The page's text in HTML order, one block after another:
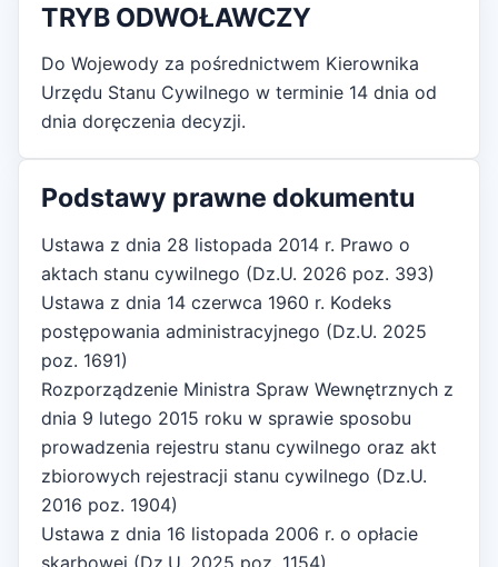
TRYB ODWOŁAWCZY
Do Wojewody za pośrednictwem Kierownika
Urzędu Stanu Cywilnego w terminie 14 dnia od
dnia doręczenia decyzji.
Podstawy prawne dokumentu
Ustawa z dnia 28 listopada 2014 r. Prawo o
aktach stanu cywilnego (Dz.U. 2026 poz. 393)
Ustawa z dnia 14 czerwca 1960 r. Kodeks
postępowania administracyjnego (Dz.U. 2025
poz. 1691)
Rozporządzenie Ministra Spraw Wewnętrznych z
dnia 9 lutego 2015 roku w sprawie sposobu
prowadzenia rejestru stanu cywilnego oraz akt
zbiorowych rejestracji stanu cywilnego (Dz.U.
2016 poz. 1904)
Ustawa z dnia 16 listopada 2006 r. o opłacie
skarbowej (Dz.U. 2025 poz. 1154)